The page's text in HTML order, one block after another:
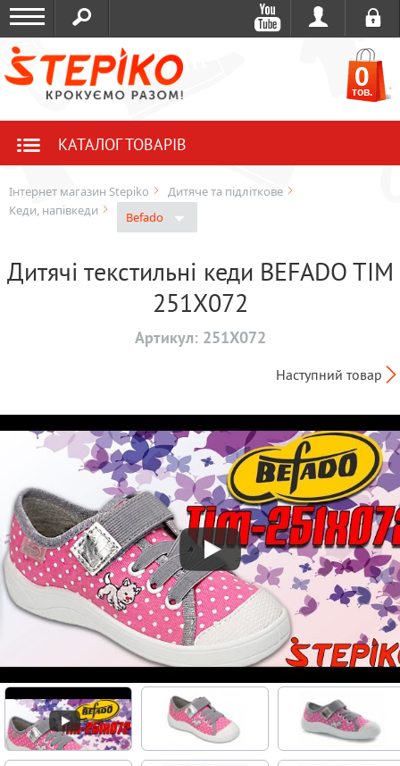
0
тов.
КАТАЛОГ ТОВАРІВ
Інтернет магазин Stepiko
Дитяче та підліткове
Кеди, напівкеди
Befado
Дитячі текстильні кеди BEFADO TIM
251X072
Артикул: 251X072
Наступний товар